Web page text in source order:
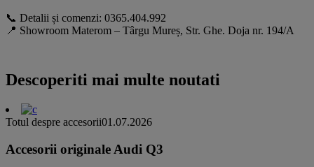
📞 Detalii și comenzi: 0365.404.992
📍 Showroom Materom – Târgu Mureș, Str. Ghe. Doja nr. 194/A
Descoperiti mai multe noutati
Totul despre accesorii01.07.2026
Accesorii originale Audi Q3